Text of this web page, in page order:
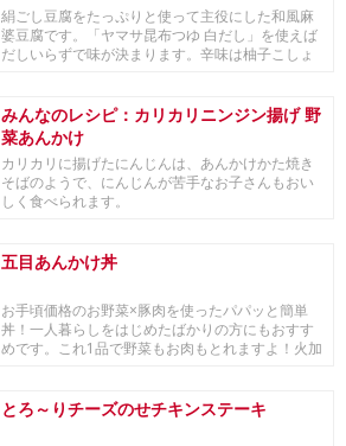
絹ごし豆腐をたっぷりと使って主役にした和風麻
婆豆腐です。「ヤマサ昆布つゆ 白だし」を使えば
だしいらずで味が決まります。辛味は柚子こしょ
みんなのレシピ：カリカリニンジン揚げ 野
菜あんかけ
カリカリに揚げたにんじんは、あんかけかた焼き
そばのようで、にんじんが苦手なお子さんもおい
しく食べられます。
五目あんかけ丼
お手頃価格のお野菜×豚肉を使ったパパッと簡単
丼！一人暮らしをはじめたばかりの方にもおすす
めです。これ1品で野菜もお肉もとれますよ！火加
とろ～りチーズのせチキンステーキ